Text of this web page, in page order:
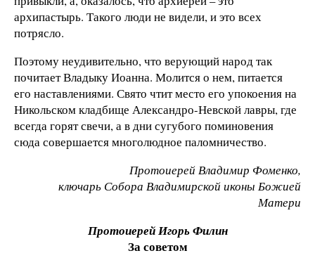
архипастырь. Такого люди не видели, и это всех
потрясло.
Поэтому неудивительно, что верующий народ так
почитает Владыку Иоанна. Молится о нем, питается
его наставлениями. Свято чтит место его упокоения на
Никольском кладбище Александро-Невской лавры, где
всегда горят свечи, а в дни сугубого поминовения
сюда совершается многолюдное паломничество.
Протоиерей Владимир Фоменко,
ключарь Собора Владимирской иконы Божией
Матери
Протоиерей Игорь Филин
За советом